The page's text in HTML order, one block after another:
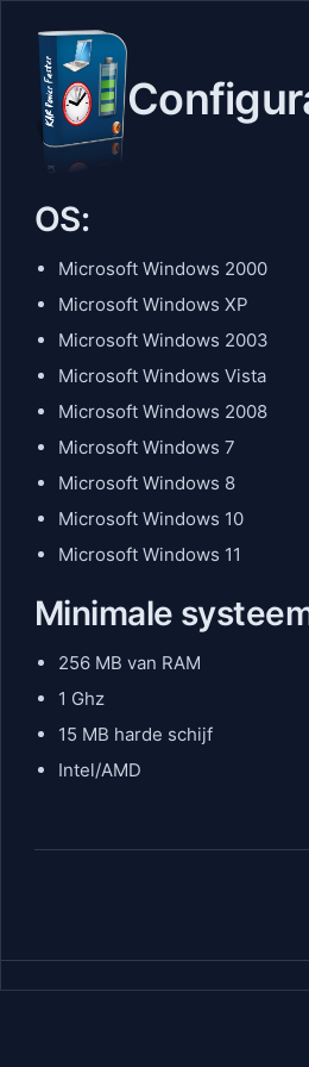
OS:
Microsoft Windows 2000
Microsoft Windows XP
Microsoft Windows 2003
Microsoft Windows Vista
Microsoft Windows 2008
Microsoft Windows 7
Microsoft Windows 8
Microsoft Windows 10
Microsoft Windows 11
Minimale
256 MB van RAM
1 Ghz
15 MB harde schijf
Intel/AMD